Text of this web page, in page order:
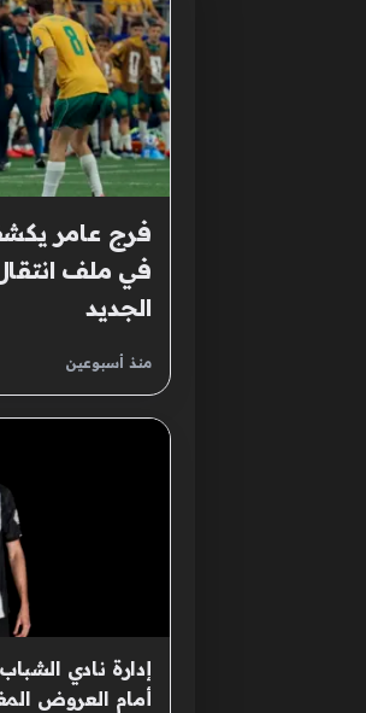
فرج عامر
في ملف
الجديد
منذ أسبوعين
إدارة نادي
أمام العروض